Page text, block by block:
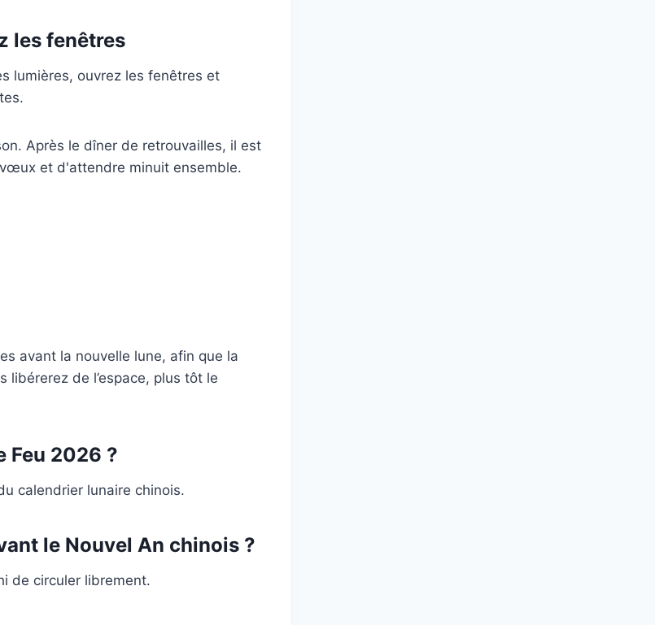
les fenêtres
lumières, ouvrez les fenêtres et
Après le dîner de retrouvailles, il est
et d'attendre minuit ensemble.
avant la nouvelle lune, afin que la
de l’espace, plus tôt le
Feu 2026 ?
calendrier lunaire chinois.
le Nouvel An chinois ?
de circuler librement.